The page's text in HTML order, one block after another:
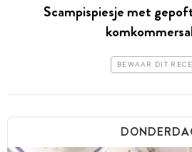
Scampispiesje met
BEWAAR DIT